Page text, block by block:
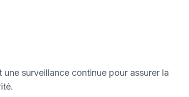
surveillance continue pour assurer la